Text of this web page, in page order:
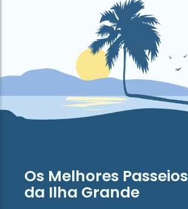
Os Melhores Passeios
da Ilha Grande